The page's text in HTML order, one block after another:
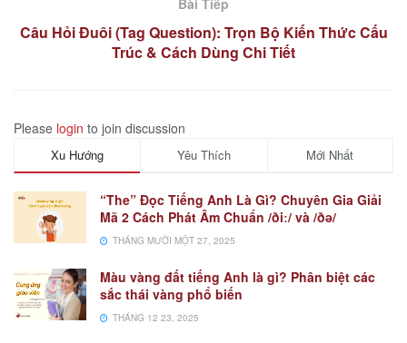
Câu Hỏi Đuôi (Tag Question): Trọn Bộ Kiến Thức Cấu
Trúc & Cách Dùng Chi Tiết
Please login to join discussion
Xu Hướng Yêu Thích Mới Nhất
“The” Đọc Tiếng Anh Là Gì? Chuyên Gia Giải
Mã 2 Cách Phát Âm Chuẩn /ðiː/ và /ðə/
THÁNG MƯỜI MỘT 27, 2025
Màu vàng đất tiếng Anh là gì? Phân biệt các
sắc thái vàng phổ biến
THÁNG 12 23, 2025